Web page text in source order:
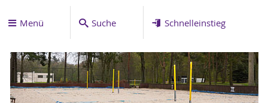
Menü Suche Schnelleinstieg